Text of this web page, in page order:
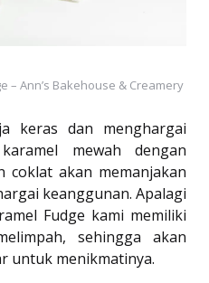
– Ann’s Bakehouse & Creamery
keras dan menghargai
mewah dengan
coklat akan memanjakan
keanggunan. Apalagi
Fudge kami memiliki
sehingga akan
untuk menikmatinya.